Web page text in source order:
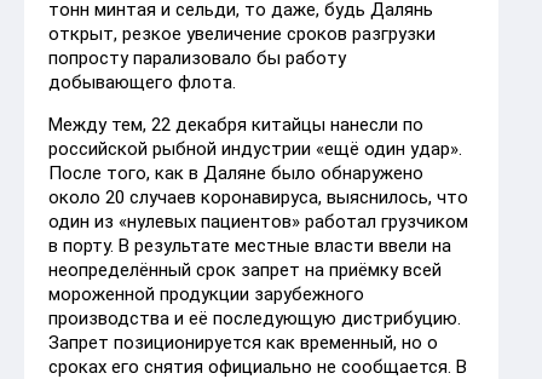
тонн минтая и сельди, то даже, будь Далянь
открыт, резкое увеличение сроков разгрузки
попросту парализовало бы работу
добывающего флота.
Между тем, 22 декабря китайцы нанесли по
российской рыбной индустрии «ещё один удар».
После того, как в Даляне было обнаружено
около 20 случаев коронавируса, выяснилось, что
один из «нулевых пациентов» работал грузчиком
в порту. В результате местные власти ввели на
неопределённый срок запрет на приёмку всей
мороженной продукции зарубежного
производства и её последующую дистрибуцию.
Запрет позиционируется как временный, но о
сроках его снятия официально не сообщается. В